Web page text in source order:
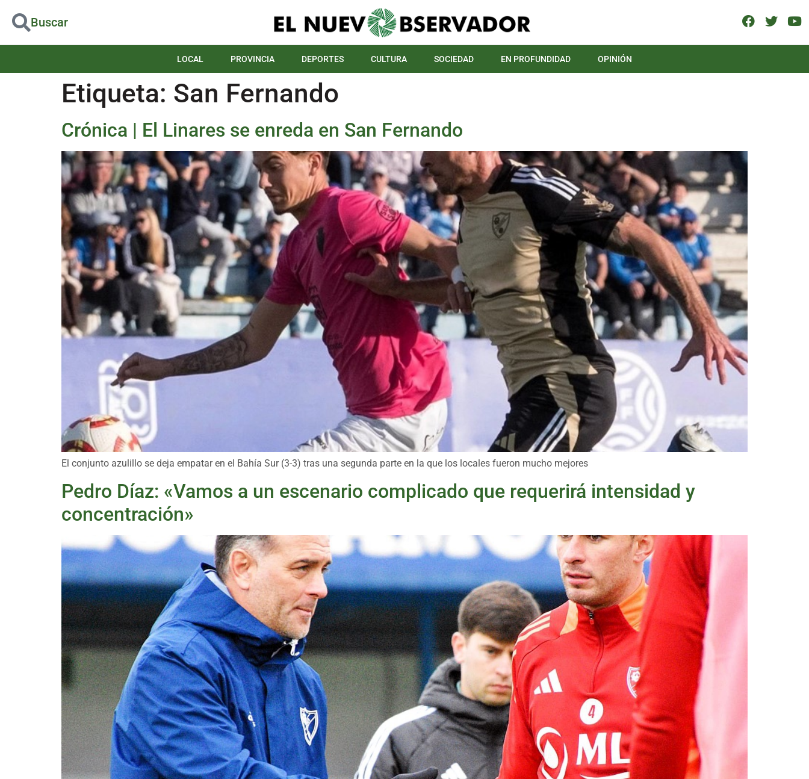
Buscar
LOCAL PROVINCIA DEPORTES CULTURA SOCIEDAD EN PROFUNDIDAD OPINIÓN
Etiqueta: San Fernando
Crónica | El Linares se enreda en San Fernando
El conjunto azulillo se deja empatar en el Bahía Sur (3-3) tras una segunda parte en la que los locales fueron mucho mejores
Pedro Díaz: «Vamos a un escenario complicado que requerirá intensidad y
concentración»